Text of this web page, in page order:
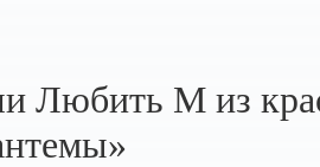
Любить M из